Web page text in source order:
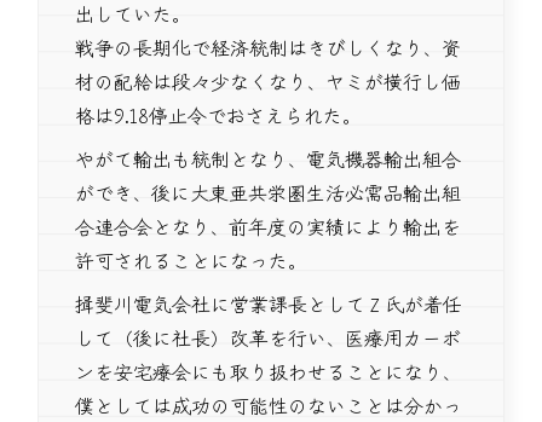
出していた。
戦争の長期化で経済統制はきびしくなり、資
材の配給は段々少なくなり、ヤミが横行し価
格は9.18停止令でおさえられた。
やがて輸出も統制となり、電気機器輸出組合
ができ、後に大東亜共栄圏生活必需品輸出組
合連合会となり、前年度の実績により輸出を
許可されることになった。
揖斐川電気会社に営業課長としてＺ氏が着任
して（後に社長）改革を行い、医療用カーボ
ンを安宅療会にも取り扱わせることになり、
僕としては成功の可能性のないことは分かっ